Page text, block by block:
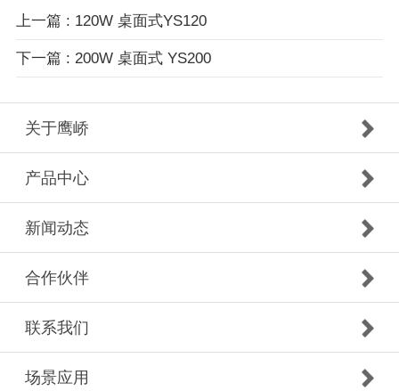
上一篇 : 120W 桌面式YS120
下一篇 : 200W 桌面式 YS200
关于鹰峤
产品中心
新闻动态
合作伙伴
联系我们
场景应用